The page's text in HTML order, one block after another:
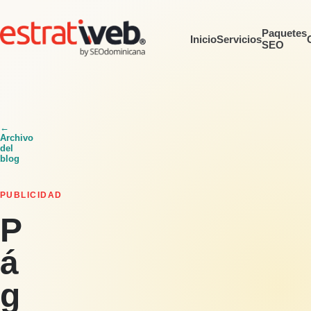
InicioServiciosPaquetes
SEO
←
Archivo
del
blog
PUBLICIDAD
P
á
g